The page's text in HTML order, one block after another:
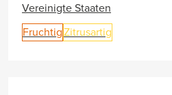
Vereinigte Staaten
FruchtigZitrusartig